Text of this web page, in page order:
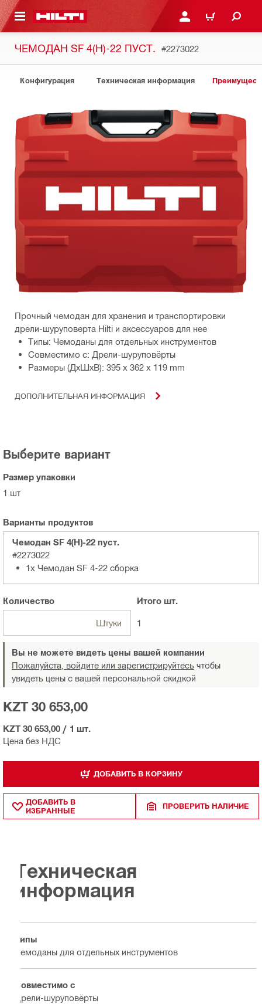
КОНТЕНТУ ВОЙДИТЕ В СВОЮ
КОРЗИНА
ЧЕМОДАН SF 4(H)-22 ПУСТ. #2273022
Конфигурация Техническая информация
Прочный чемодан для хранения и транспортировки
дрели-шуруповерта Hilti и аксессуаров для нее
Типы: Чемоданы для отдельных инструментов
Совместимо с: Дрели-шуруповёрты
Размеры (ДхШхВ): 395 x 362 x 119 mm
ДОПОЛНИТЕЛЬНАЯ ИНФОРМАЦИЯ
Выберите вариант
Размер упаковки
1 шт
Варианты продуктов
Чемодан SF 4(H)-22 пуст.
#2273022
1x Чемодан SF 4-22 сборка
Количество
Штуки
Итого шт.
1
Вы не можете видеть цены вашей компании
Пожалуйста, войдите или зарегистрируйтесь чтобы
увидеть цены с вашей персональной скидкой
Цена без НДС
KZT 30 653,00
KZT 30 653,00 / 1 шт.
ДОБАВИТЬ В КОРЗИНУ
ДОБАВИТЬ В
ИЗБРАННЫЕ
ПРОВЕРИТЬ НАЛИЧИЕ
Техническая
информация
Типы
Чемоданы для отдельных инструментов
Совместимо с
Дрели-шуруповёрты